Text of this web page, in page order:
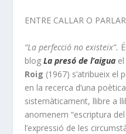
ENTRE CALLAR O
“La perfecció no existeix”.
blogLa presó de l’aigua
Roig (1967) s’atribueix el
en la recerca d’una
sistemàticament, llibre a
anomenem “escriptura
l’expressió de les